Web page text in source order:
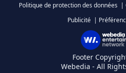
Politique de protection des données |
Publicité |
Footer
Webedia - All